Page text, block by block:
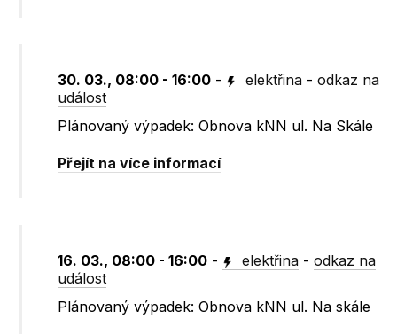
30. 03., 08:00 - 16:00 - elektřina -odkaz na
událost
Plánovaný výpadek: Obnova kNN ul. Na Skále
Přejít na více informací
16. 03., 08:00 - 16:00 - elektřina -odkaz na
událost
Plánovaný výpadek: Obnova kNN ul. Na skále